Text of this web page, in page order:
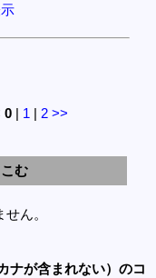
0 | 1 | 2 >>
む
ん。
ナが含まれない）のコ